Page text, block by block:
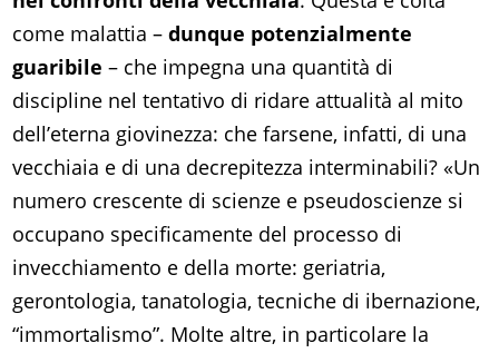
come malattia –dunque potenzialmente
guaribile – che impegna una quantità di
discipline nel tentativo di ridare attualità al mito
dell’eterna giovinezza: che farsene, infatti, di una
vecchiaia e di una decrepitezza interminabili? «Un
numero crescente di scienze e pseudoscienze si
occupano specificamente del processo di
invecchiamento e della morte: geriatria,
gerontologia, tanatologia, tecniche di ibernazione,
“immortalismo”. Molte altre, in particolare la